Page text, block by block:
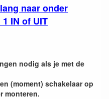
naar onder
IN of UIT
nodig als je met de
(moment) schakelaar op
monteren.